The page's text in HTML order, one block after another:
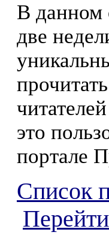
В данном
две
это
портале
Список